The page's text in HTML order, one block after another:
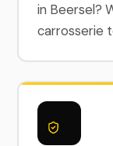
in Beersel?
carrosserie